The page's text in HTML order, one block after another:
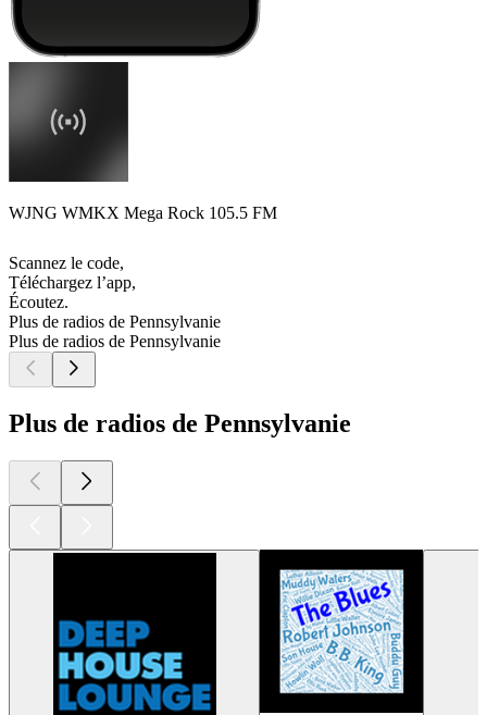
WJNG WMKX Mega Rock 105.5 FM
Scannez le code,
Téléchargez l’app,
Écoutez.
Plus de radios de Pennsylvanie
Plus de radios de Pennsylvanie
Plus de radios de Pennsylvanie